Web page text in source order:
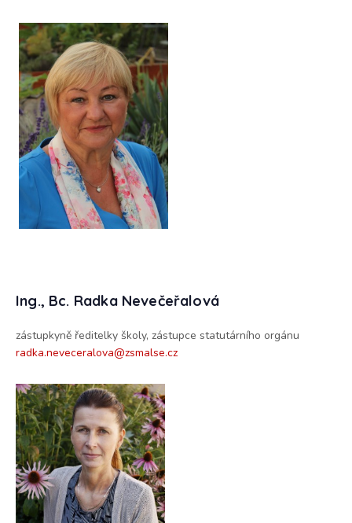
Ing., Bc. Radka Nevečeřalová
zástupkyně ředitelky školy, zástupce statutárního orgánu
radka.neveceralova@zsmalse.cz